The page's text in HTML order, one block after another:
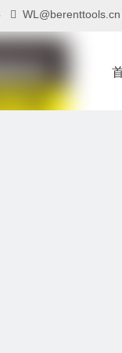
 WL@berenttools.cn